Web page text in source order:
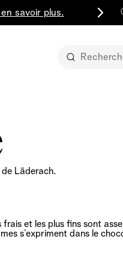
savoir plus.
classique
entière
Läderach.
et les plus fins sont
s’expriment dans le